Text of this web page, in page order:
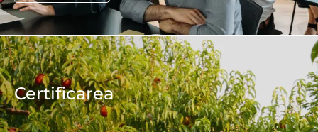
EXPERTIZA NOASTRĂ
Agricultură ecologică
Comerț echitabil
Agricultură durabilă
Siguranța și calitatea alimentelor
Responsabilitate socială corporativă
Certificarea